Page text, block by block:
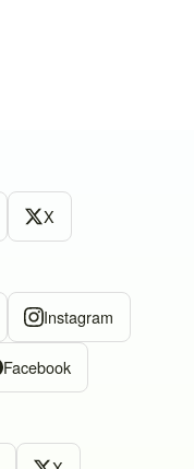
X
Instagram
Facebook